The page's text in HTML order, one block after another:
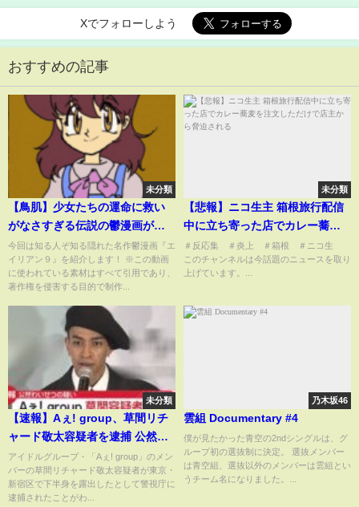
Xでフォローしよう
おすすめの記事
未分類
【鳥肌】少女たちの運命に救い
がなさすぎる伝説の鬱漫画がヤ
バい…【ゆっくり解説】
今回は知る人ぞ知る隠れた名作鬱漫画『エ
イリアン９』を紹介します！ ※この動画
に使われている素材はすべて引用であり、
著作権を侵害する目的で制作...
未分類
【悲報】ニコ生主 箱根旅行配信
中に立ち寄った店でカレー蕎麦
を注文しただけで店主から脅迫
される
＃反応集 ＃炎上 ＃箱根 ＃ニコ生
このチャンネルは今話題のニュースを取り
上げています。...
未分類
【速報】Aぇ! group、草間リチ
ャード敬太容疑者を逮捕 公然わ
いせつの疑い 東京・新宿区で下
半身を露出か 警視庁
アイドルグループ・「Aぇ! group」のメン
バーの草間リチャード敬太容疑者が東京・
新宿区で下半身を露出したとして警視庁に
逮捕されたことがわ...
乃木坂46
雲組 Documentary #4
僕が見たかった青空の2ndシングルは、グ
ループ初の選抜制に決定。 選抜メンバー
は青空組、選抜以外のメンバーは雲組とい
うチーム名になりました。...